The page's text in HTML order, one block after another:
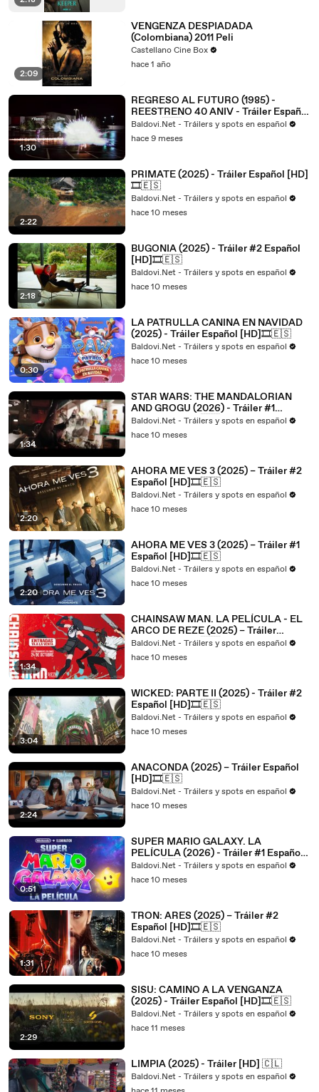
2:09
VENGENZA DESPIADADA
(Colombiana) 2011 Peli
Castellano Cine Box
hace 1 año
1:30
REGRESO AL FUTURO (1985) -
REESTRENO 40 ANIV - Tráiler Español
[HD]🎞️🇪🇸
Baldovi.Net - Tráilers y spots en español
hace 9 meses
2:22
PRIMATE (2025) - Tráiler Español [HD]
🎞️🇪🇸
Baldovi.Net - Tráilers y spots en español
hace 10 meses
2:18
BUGONIA (2025) - Tráiler #2 Español
[HD]🎞️🇪🇸
Baldovi.Net - Tráilers y spots en español
hace 10 meses
0:30
LA PATRULLA CANINA EN NAVIDAD
(2025) - Tráiler Español [HD]🎞️🇪🇸
Baldovi.Net - Tráilers y spots en español
hace 10 meses
1:34
STAR WARS: THE MANDALORIAN
AND GROGU (2026) - Tráiler #1
Español [HD]🎞️🇪🇸
Baldovi.Net - Tráilers y spots en español
hace 10 meses
2:20
AHORA ME VES 3 (2025) – Tráiler #2
Español [HD]🎞️🇪🇸
Baldovi.Net - Tráilers y spots en español
hace 10 meses
2:20
AHORA ME VES 3 (2025) – Tráiler #1
Español [HD]🎞️🇪🇸
Baldovi.Net - Tráilers y spots en español
hace 10 meses
1:34
CHAINSAW MAN. LA PELÍCULA - EL
ARCO DE REZE (2025) – Tráiler
Español [HD]🎞️🇪🇸
Baldovi.Net - Tráilers y spots en español
hace 10 meses
3:04
WICKED: PARTE II (2025) - Tráiler #2
Español [HD]🎞️🇪🇸
Baldovi.Net - Tráilers y spots en español
hace 10 meses
2:24
ANACONDA (2025) – Tráiler Español
[HD]🎞️🇪🇸
Baldovi.Net - Tráilers y spots en español
hace 10 meses
0:51
SUPER MARIO GALAXY. LA
PELÍCULA (2026) - Tráiler #1 Español
[HD]🎞️🇪🇸
Baldovi.Net - Tráilers y spots en español
hace 10 meses
1:31
TRON: ARES (2025) – Tráiler #2
Español [HD]🎞️🇪🇸
Baldovi.Net - Tráilers y spots en español
hace 10 meses
2:29
SISU: CAMINO A LA VENGANZA
(2025) - Tráiler Español [HD]🎞️🇪🇸
Baldovi.Net - Tráilers y spots en español
hace 11 meses
LIMPIA (2025) - Tráiler [HD] 🇨🇱
Baldovi.Net - Tráilers y spots en español